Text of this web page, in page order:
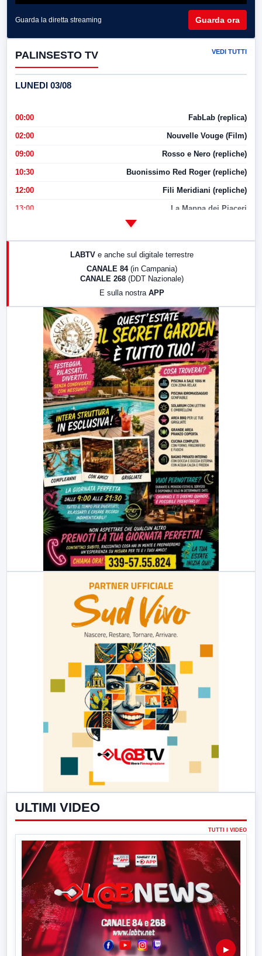
Guarda la diretta streaming Guarda ora
PALINSESTO TV VEDI TUTTI
LUNEDI 03/08
00:00 FabLab (replica)
02:00 Nouvelle Vouge (Film)
09:00 Rosso e Nero (repliche)
10:30 Buonissimo Red Roger (repliche)
12:00 Fili Meridiani (repliche)
13:00 La Mappa dei Piaceri
LabNews (replica)
LABTV e anche sul digitale terrestre
CANALE 84 (in Campania)
CANALE 268 (DDT Nazionale)
E sulla nostra APP
ULTIMI VIDEO
TUTTI I VIDEO
▶